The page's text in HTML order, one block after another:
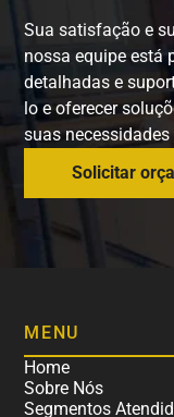
Sua satisfação e
nossa equipe está
detalhadas e
lo e oferecer
suas
Solicitar
MENU
Home
Sobre Nós
Segmentos